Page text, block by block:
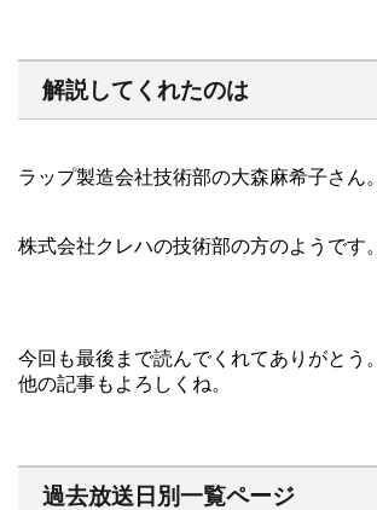
解説してくれたのは
ラップ製造会社技術部の大森麻希子さん。
株式会社クレハの技術部の方のようです。
今回も最後まで読んでくれてありがとう。
他の記事もよろしくね。
過去放送日別一覧ページ